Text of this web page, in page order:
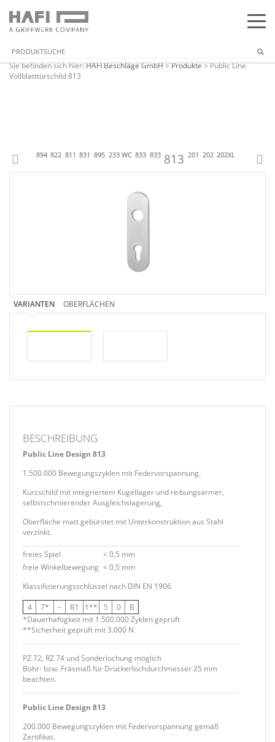
Sie befinden sich hier:HAFI Beschläge GmbH>Produkte>Public Line
Vollblatttürschild 813
800 894 822 811 831 895 233 WC 833 833 813 201 202 202XL 207
VARIANTEN OBERFLÄCHEN
BESCHREIBUNG
Public Line Design 813
1.500.000 Bewegungszyklen mit Federvorspannung.
Kurzschild mit integriertem Kugellager und reibungsarmer,
selbstschmierender Ausgleichslagerung,
Oberfläche matt gebürstet mit Unterkonstruktion aus Stahl
verzinkt.
freies Spiel
< 0,5 mm
freie Winkelbewegung < 0,5 mm
Klassifizierungsschlüssel nach DIN EN 1906
4 7* – B1 1** 5 0
B
*Dauerhaftigkeit mit 1.500.000 Zyklen geprüft
**Sicherheit geprüft mit 3.000 N
PZ 72, RZ 74 und Sonderlochung möglich
Bohr- bzw. Fräsmaß für Drückerlochdurchmesser 25 mm
beachten.
Public Line Design 813
200.000 Bewegungszyklen mit Federvorspannung gemäß
Zertifikat.